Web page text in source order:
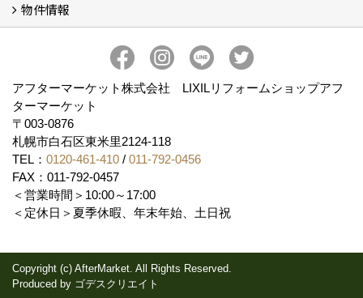
会社概要
コンセプト
アクセス
スタッフ紹介
スタッフブログ
プライバシーポリシー
アフターメンテナンス
お客様サポート
事業紹介
物件情報
アフターマーケット株式会社 LIXILリフォームショップアフ
ターマーケット
〒003-0876
札幌市白石区東米里2124-118
TEL： 0120-461-410 / 011-792-0456
FAX：011-792-0457
＜営業時間＞10:00～17:00
＜定休日＞夏季休暇、年末年始、土日祝
Copyright (c) AfterMarket. All Rights Reserved.
Produced by ゴデスクリエイト